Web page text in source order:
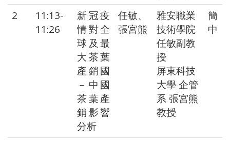
2
11:13-
11:26
新冠疫
情對全
球及最
大茶葉
產銷國
－中國
茶葉產
銷影響
分析
任敏、
張宮熊
雅安職業
技術學院
任敏副教
授
屏東科技
大學 企管
系 張宮熊
教授
簡
中